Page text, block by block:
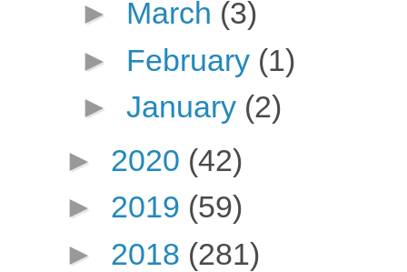
► March (3)
► February (1)
► January (2)
► 2020 (42)
► 2019 (59)
► 2018 (281)